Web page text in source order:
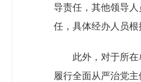
导责任，其他领导
任，具体经办人员
此外，对于所
履行全面从严治党